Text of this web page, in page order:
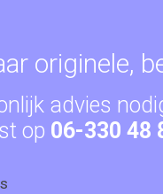
originele,
advies
op 06-330 48